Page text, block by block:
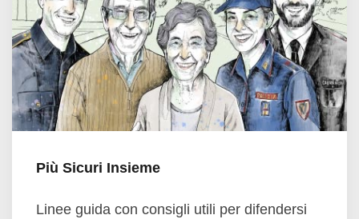
Più Sicuri Insieme
Linee guida con consigli utili per difendersi